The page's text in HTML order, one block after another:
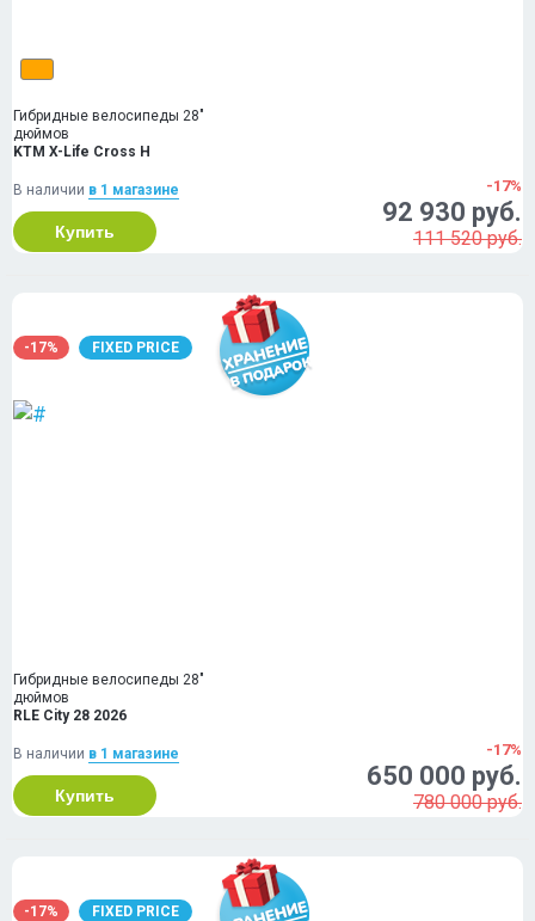
Гибридные велосипеды 28"
дюймов
KTM X-Life Cross H
В наличии в 1 магазинe
Купить
-17%
92 930 руб.
111 520 руб.
-17% FIXED PRICE
Гибридные велосипеды 28"
дюймов
RLE City 28 2026
В наличии в 1 магазинe
Купить
-17%
650 000 руб.
780 000 руб.
-17% FIXED PRICE